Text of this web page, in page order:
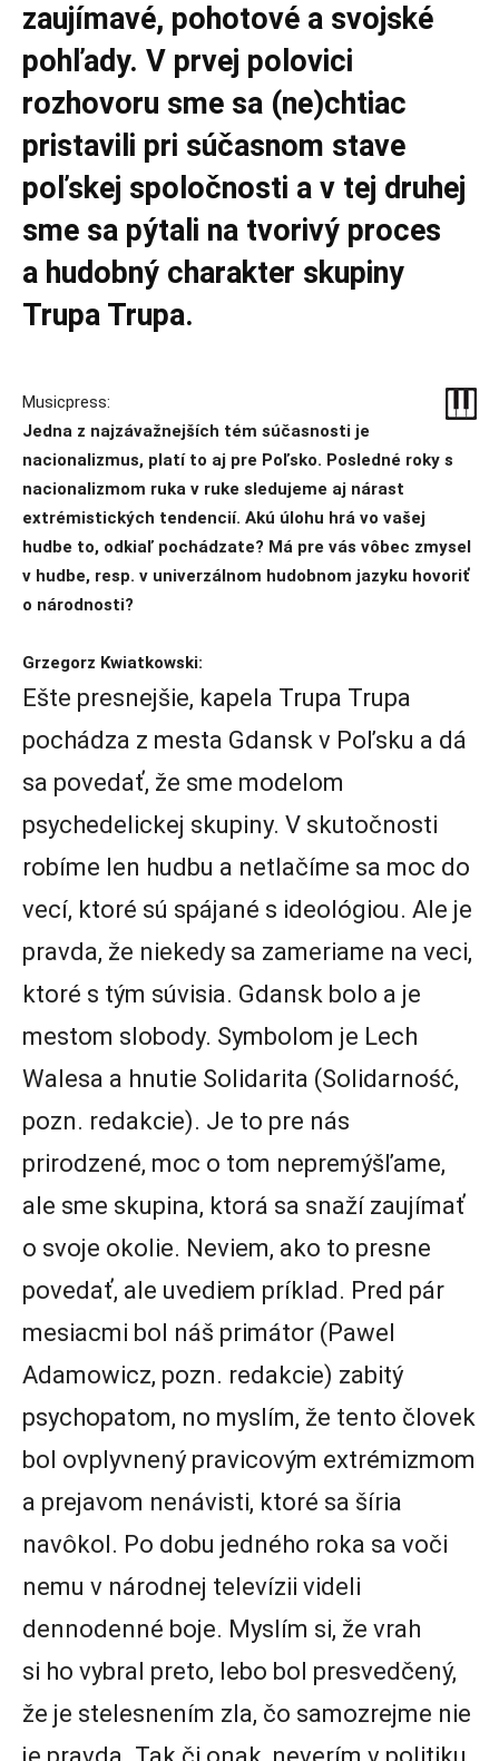
zaujímavé, pohotové a svojské
pohľady. V prvej polovici
rozhovoru sme sa (ne)chtiac
pristavili pri súčasnom stave
poľskej spoločnosti a v tej druhej
sme sa pýtali na tvorivý proces
a hudobný charakter skupiny
Trupa Trupa.
Musicpress:
Jedna z najzávažnejších tém súčasnosti je
nacionalizmus, platí to aj pre Poľsko. Posledné roky s
nacionalizmom ruka v ruke sledujeme aj nárast
extrémistických tendencií. Akú úlohu hrá vo vašej
hudbe to, odkiaľ pochádzate? Má pre vás vôbec zmysel
v hudbe, resp. v univerzálnom hudobnom jazyku hovoriť
o národnosti?
Grzegorz Kwiatkowski:
Ešte presnejšie, kapela Trupa Trupa
pochádza z mesta Gdansk v Poľsku a dá
sa povedať, že sme modelom
psychedelickej skupiny. V skutočnosti
robíme len hudbu a netlačíme sa moc do
vecí, ktoré sú spájané s ideológiou. Ale je
pravda, že niekedy sa zameriame na veci,
ktoré s tým súvisia. Gdansk bolo a je
mestom slobody. Symbolom je Lech
Walesa a hnutie Solidarita (Solidarność,
pozn. redakcie). Je to pre nás
prirodzené, moc o tom nepremýšľame,
ale sme skupina, ktorá sa snaží zaujímať
o svoje okolie. Neviem, ako to presne
povedať, ale uvediem príklad. Pred pár
mesiacmi bol náš primátor (Pawel
Adamowicz, pozn. redakcie) zabitý
psychopatom, no myslím, že tento človek
bol ovplyvnený pravicovým extrémizmom
a prejavom nenávisti, ktoré sa šíria
navôkol. Po dobu jedného roka sa voči
nemu v národnej televízii videli
dennodenné boje. Myslím si, že vrah
si ho vybral preto, lebo bol presvedčený,
že je stelesnením zla, čo samozrejme nie